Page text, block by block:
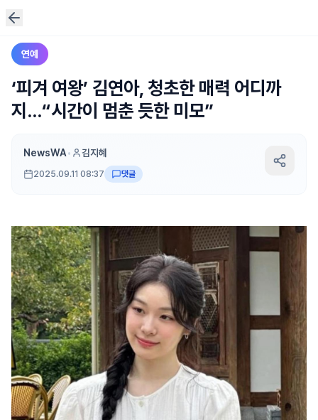
연예
‘피겨 여왕’ 김연아, 청초한 매력 어디까
지...“시간이 멈춘 듯한 미모”
NewsWA• 김지혜
2025.09.11 08:37 댓글